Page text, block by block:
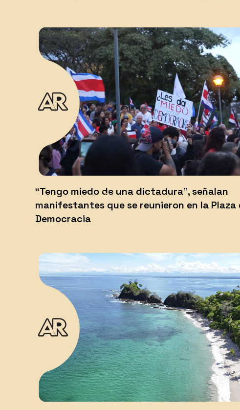
“Tengo miedo de una dictadura”, señalan
manifestantes que se reunieron en la Plaza
Democracia